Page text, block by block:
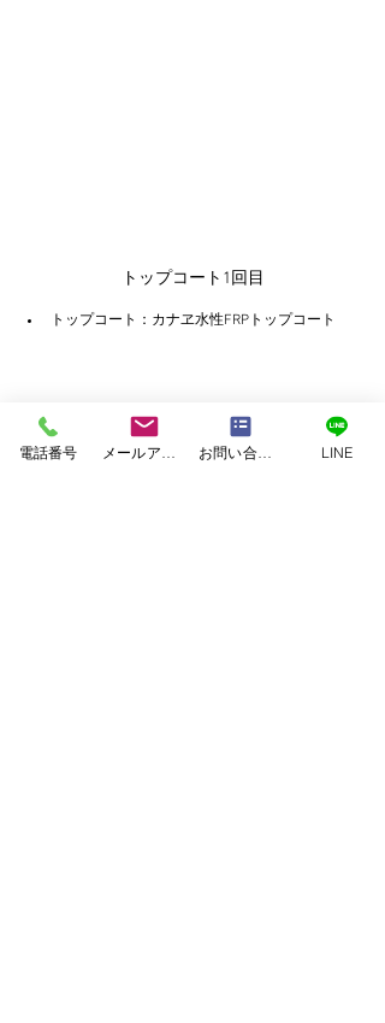
トップコート1回目
トップコート：カナヱ水性FRPトップコート
電話番号 お問い合わせフォーム LINE